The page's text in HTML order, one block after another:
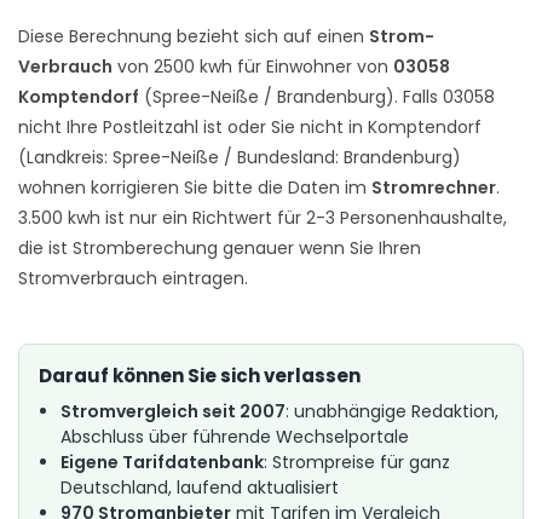
Diese Berechnung bezieht sich auf einen Strom-
Verbrauch von 2500 kwh für Einwohner von 03058
Komptendorf (Spree-Neiße / Brandenburg). Falls 03058
nicht Ihre Postleitzahl ist oder Sie nicht in Komptendorf
(Landkreis: Spree-Neiße / Bundesland: Brandenburg)
wohnen korrigieren Sie bitte die Daten im Stromrechner.
3.500 kwh ist nur ein Richtwert für 2-3 Personenhaushalte,
die ist Stromberechung genauer wenn Sie Ihren
Stromverbrauch eintragen.
Darauf können Sie sich verlassen
Stromvergleich seit 2007: unabhängige Redaktion,
Abschluss über führende Wechselportale
Eigene Tarifdatenbank: Strompreise für ganz
Deutschland, laufend aktualisiert
970 Stromanbieter mit Tarifen im Vergleich